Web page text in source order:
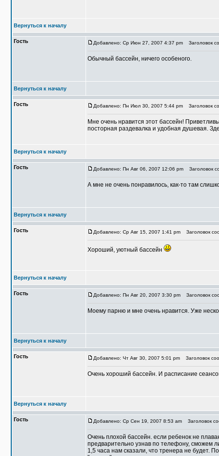
Вернуться к началу
Гость Добавлено: Ср Июн 27, 2007 4:37 pm Заголовок
Обычный бассейн, ничего особеного.
Вернуться к началу
Гость Добавлено: Пн Июл 30, 2007 5:44 pm Заголовок
Мне очень нравится этот бассейн!
посторная раздевалка и удобная душевая.
Вернуться к началу
Гость Добавлено: Пн Авг 06, 2007 12:06 pm Заголовок
А мне не очень понравилось, как-то там
Вернуться к началу
Гость Добавлено: Ср Авг 15, 2007 1:41 pm Заголовок
Хороший, уютный бассейн
Вернуться к началу
Гость Добавлено: Пн Авг 20, 2007 3:30 pm Заголовок
Моему парню и мне очень нравится. Уже
Вернуться к началу
Гость Добавлено: Чт Авг 30, 2007 5:01 pm Заголовок
Очень хороший бассейн. И расписание
Вернуться к началу
Гость Добавлено: Ср Сен 19, 2007 8:53 am Заголовок
Очень плохой бассейн. если ребенок не
предварительно узнав по телефону, сможем
1,5 часа нам сказали, что тренера не будет.